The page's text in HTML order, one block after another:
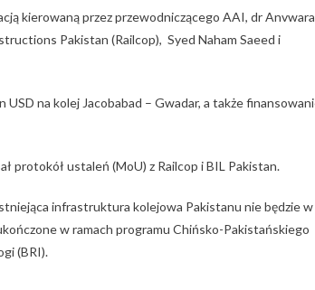
kierowaną przez przewodniczącego AAI, dr Anvwara
Pakistan (Railcop), Syed Naham Saeed i
na kolej Jacobabad – Gwadar, a także
protokół ustaleń (MoU) z Railcop i BIL Pakistan.
infrastruktura kolejowa Pakistanu nie będzie w
w ramach programu Chińsko-Pakistańskiego
(BRI).